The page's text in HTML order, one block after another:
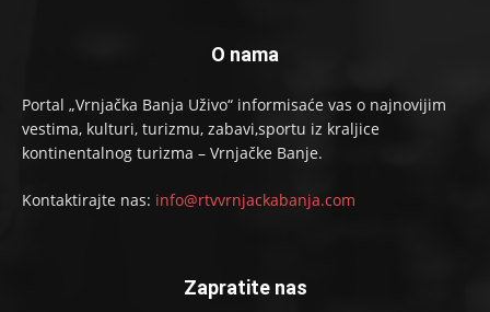
O nama
Portal „Vrnjačka Banja Uživo“ informisaće vas o najnovijim
vestima, kulturi, turizmu, zabavi,sportu iz kraljice
kontinentalnog turizma – Vrnjačke Banje.
Kontaktirajte nas: info@rtvvrnjackabanja.com
Zapratite nas